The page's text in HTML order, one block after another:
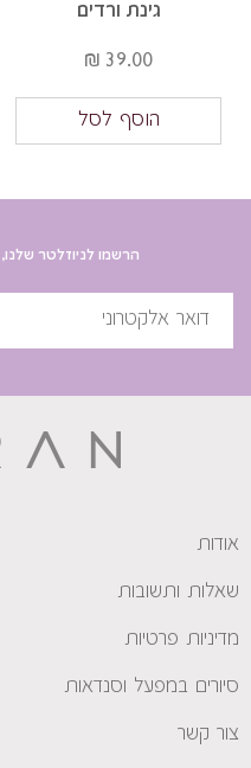
גינת ורדים
39.00 ₪
הוסף לסל
הרשמו לניוזלטר שלנו,
אודות
שאלות ותשובות
מדיניות פרטיות
סיורים במפעל וסנדאות
צור קשר